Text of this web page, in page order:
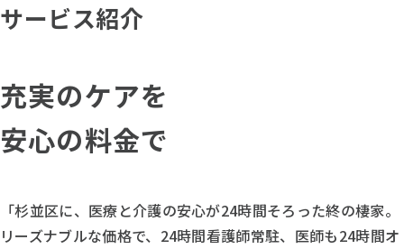
サービス紹介
充実のケアを
安心の料金で
「杉並区に、医療と介護の安心が24時間そろった終の棲家。
リーズナブルな価格で、24時間看護師常駐、医師も24時間オ